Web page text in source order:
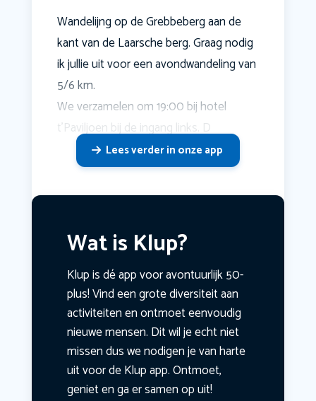
Wandelijng op de Grebbeberg aan de
kant van de Laarsche berg. Graag nodig
ik jullie uit voor een avondwandeling van
5/6 km.
We verzamelen om 19:00 bij hotel
t'Paviljoen bij de ingang links. D
Lees verder in onze app
Wat is Klup?
Klup is dé app voor avontuurlijk 50-
plus! Vind een grote diversiteit aan
activiteiten en ontmoet eenvoudig
nieuwe mensen. Dit wil je echt niet
missen dus we nodigen je van harte
uit voor de Klup app. Ontmoet,
geniet en ga er samen op uit!